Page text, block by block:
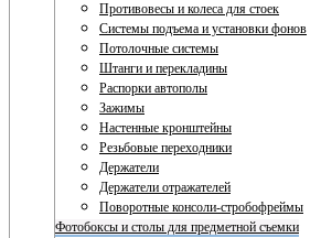
Противовесы и колеса для стоек
Системы подъема и установки фонов
Потолочные системы
Штанги и перекладины
Распорки автополы
Зажимы
Настенные кронштейны
Резьбовые переходники
Держатели
Держатели отражателей
Поворотные консоли-стробофреймы
Фотобоксы и столы для предметной съемки